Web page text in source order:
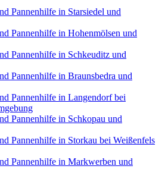
Pannenhilfe in Starsiedel und
Pannenhilfe in Hohenmölsen und
Pannenhilfe in Schkeuditz und
Pannenhilfe in Braunsbedra und
Pannenhilfe in Langendorf bei
Pannenhilfe in Schkopau und
Pannenhilfe in Storkau bei Weißenfels
Pannenhilfe in Markwerben und